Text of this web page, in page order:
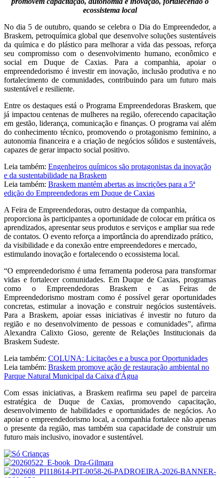
ecossistema local
No dia 5 de outubro, quando se celebra o Dia do Empreendedor, a
Braskem, petroquímica global que desenvolve soluções sustentáveis
da química e do plástico para melhorar a vida das pessoas, reforça
seu compromisso com o desenvolvimento humano, econômico e
social em Duque de Caxias. Para a companhia, apoiar o
empreendedorismo é investir em inovação, inclusão produtiva e no
fortalecimento de comunidades, contribuindo para um futuro mais
sustentável e resiliente.
Entre os destaques está o Programa Empreendedoras Braskem, que
já impactou centenas de mulheres na região, oferecendo capacitação
em gestão, liderança, comunicação e finanças. O programa vai além
do conhecimento técnico, promovendo o protagonismo feminino, a
autonomia financeira e a criação de negócios sólidos e sustentáveis,
capazes de gerar impacto social positivo.
Leia também: Engenheiros químicos são protagonistas da inovação
e da sustentabilidade na Braskem
Leia também: Braskem mantém abertas as inscrições para a 5ª
edição do Empreendedoras em Duque de Caxias
A Feira de Empreendedoras, outro destaque da companhia,
proporciona às participantes a oportunidade de colocar em prática os
aprendizados, apresentar seus produtos e serviços e ampliar sua rede
de contatos. O evento reforça a importância do aprendizado prático,
da visibilidade e da conexão entre empreendedores e mercado,
estimulando inovação e fortalecendo o ecossistema local.
“O empreendedorismo é uma ferramenta poderosa para transformar
vidas e fortalecer comunidades. Em Duque de Caxias, programas
como o Empreendedoras Braskem e as Feiras de
Empreendedorismo mostram como é possível gerar oportunidades
concretas, estimular a inovação e construir negócios sustentáveis.
Para a Braskem, apoiar essas iniciativas é investir no futuro da
região e no desenvolvimento de pessoas e comunidades”, afirma
Alexandra Calixto Gioso, gerente de Relações Institucionais da
Braskem Sudeste.
Leia também: COLUNA: Licitações e a busca por Oportunidades
Leia também: Braskem promove ação de restauração ambiental no
Parque Natural Municipal da Caixa d'Água
Com essas iniciativas, a Braskem reafirma seu papel de parceira
estratégica de Duque de Caxias, promovendo capacitação,
desenvolvimento de habilidades e oportunidades de negócios. Ao
apoiar o empreendedorismo local, a companhia fortalece não apenas
o presente da região, mas também sua capacidade de construir um
futuro mais inclusivo, inovador e sustentável.